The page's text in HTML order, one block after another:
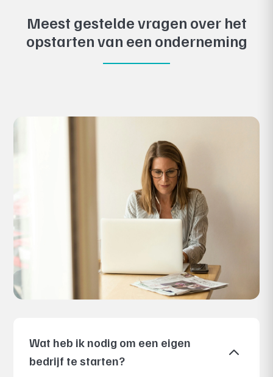
Meest gestelde vragen over het
opstarten van een onderneming
Wat heb ik nodig om een eigen
bedrijf te starten?
2